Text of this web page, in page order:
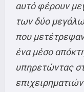
αυτό φέρουν
των δύο
που
ένα μέσο
υπηρετώντας